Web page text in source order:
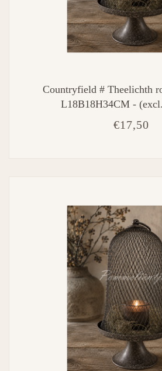
Countryfield # Theelichth
L18B18H34CM -
€17,50